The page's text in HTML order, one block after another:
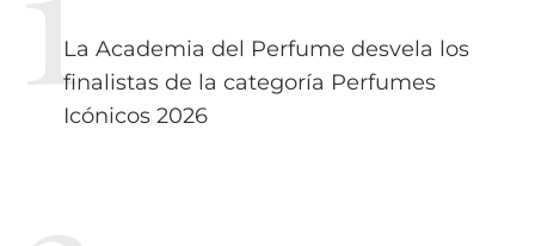
La Academia del Perfume desvela los
finalistas de la categoría Perfumes
Icónicos 2026